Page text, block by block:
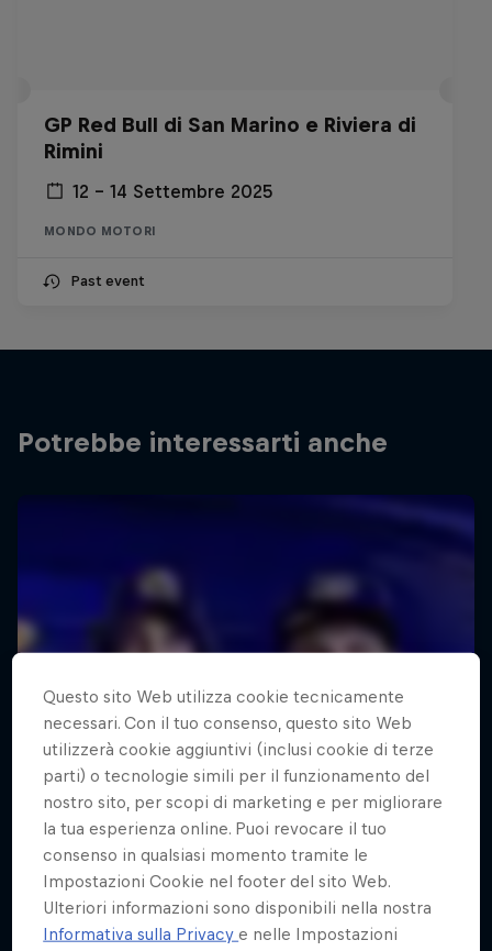
GP Red Bull di San Marino e Riviera di
Rimini
12 – 14 Settembre 2025
MONDO MOTORI
Past event
Potrebbe interessarti anche
Questo sito Web utilizza cookie tecnicamente
necessari. Con il tuo consenso, questo sito Web
utilizzerà cookie aggiuntivi (inclusi cookie di terze
parti) o tecnologie simili per il funzionamento del
nostro sito, per scopi di marketing e per migliorare
la tua esperienza online. Puoi revocare il tuo
consenso in qualsiasi momento tramite le
Impostazioni Cookie nel footer del sito Web.
Ulteriori informazioni sono disponibili nella nostra
Informativa sulla Privacye nelle Impostazioni